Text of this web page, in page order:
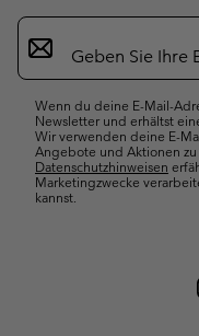
Newsletter-
Anmeldung
Wenn du deine E-Mail-
Newsletter und erhältst
Wir verwenden deine E-
Angebote und Aktionen
Datenschutzhinweisen
Marketingzwecke
kannst.